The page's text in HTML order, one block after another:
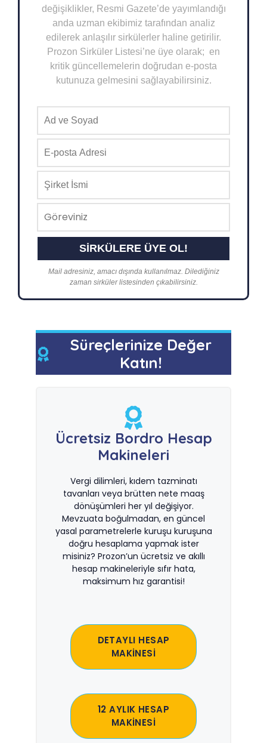
değişiklikler, Resmi Gazete’de yayımlandığı
anda uzman ekibimiz tarafından analiz
edilerek anlaşılır sirkülerler haline getirilir.
Prozon Sirküler Listesi’ne üye olarak; en
kritik güncellemelerin doğrudan e-posta
kutunuza gelmesini sağlayabilirsiniz.
Mail adresiniz, amacı dışında kullanılmaz. Dilediğiniz
zaman sirküler listesinden çıkabilirsiniz.
Süreçlerinize Değer
Katın!
Ücretsiz Bordro Hesap
Makineleri
Vergi dilimleri, kıdem tazminatı
tavanları veya brütten nete maaş
dönüşümleri her yıl değişiyor.
Mevzuata boğulmadan, en güncel
yasal parametrelerle kuruşu kuruşuna
doğru hesaplama yapmak ister
misiniz? Prozon’un ücretsiz ve akıllı
hesap makineleriyle sıfır hata,
maksimum hız garantisi!
DETAYLI HESAP
MAKİNESİ
12 AYLIK HESAP
MAKİNESİ